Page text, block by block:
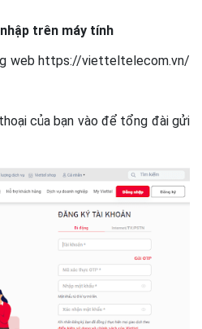
trên máy tính
web https://vietteltelecom.vn/
của bạn vào để tổng đài gửi